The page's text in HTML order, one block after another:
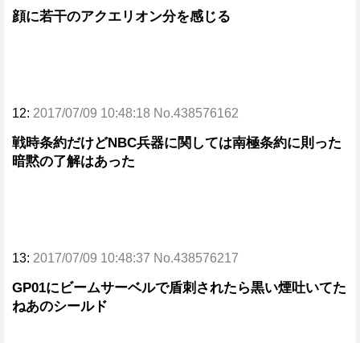
顔に若干のアクエリオン分を感じる
12: 2017/07/09 10:48:18 No.438576162
戦時条約だけどNBC兵器に関しては南極条約に則った
暗黙の了解はあった
13: 2017/07/09 10:48:37 No.438576217
GP01にビームサーベルで盾刺されたら黒い煙吐いてた
ねあのシールド